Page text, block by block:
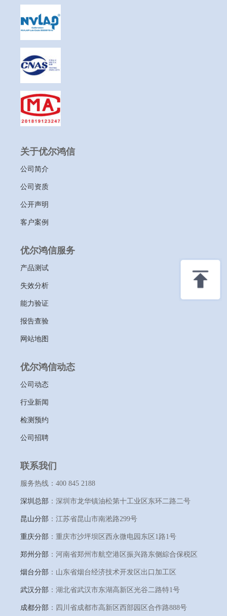
关于优尔鸿信
公司简介
公司资质
公开声明
客户案例
优尔鸿信服务
产品测试
失效分析
能力验证
报告查验
网站地图
优尔鸿信动态
公司动态
行业新闻
检测预约
公司招聘
联系我们
服务热线：400 845 2188
深圳总部 ：深圳市龙华镇油松第十工业区东环二路二号
昆山分部 ：江苏省昆山市南淞路299号
重庆分部 ：重庆市沙坪坝区西永微电园东区1路1号
郑州分部 ：河南省郑州市航空港区振兴路东侧綜合保税区
烟台分部 ：山东省烟台经济技术开发区出口加工区
武汉分部 ：湖北省武汉市东湖高新区光谷二路特1号
成都分部 ：四川省成都市高新区西部园区合作路888号